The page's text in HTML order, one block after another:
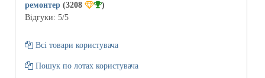
ремонтер (3208
)
Відгуки: 5/5
Всі товари користувача
Пошук по лотах користувача